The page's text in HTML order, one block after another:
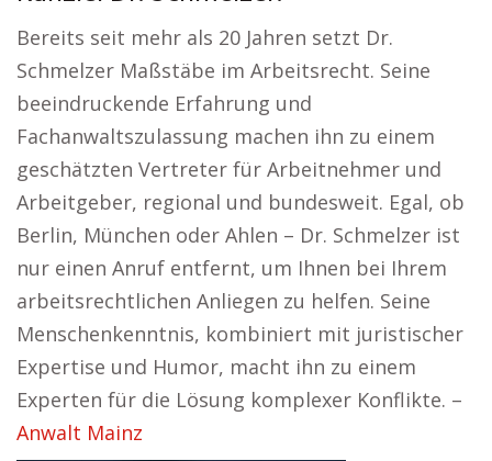
Bereits seit mehr als 20 Jahren setzt Dr.
Schmelzer Maßstäbe im Arbeitsrecht. Seine
beeindruckende Erfahrung und
Fachanwaltszulassung machen ihn zu einem
geschätzten Vertreter für Arbeitnehmer und
Arbeitgeber, regional und bundesweit. Egal, ob
Berlin, München oder Ahlen – Dr. Schmelzer ist
nur einen Anruf entfernt, um Ihnen bei Ihrem
arbeitsrechtlichen Anliegen zu helfen. Seine
Menschenkenntnis, kombiniert mit juristischer
Expertise und Humor, macht ihn zu einem
Experten für die Lösung komplexer Konflikte. –
Anwalt Mainz